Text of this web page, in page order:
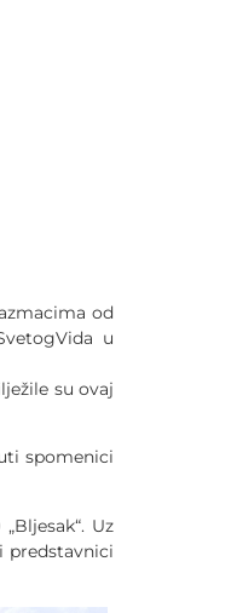
od
u
su ovaj
spomenici
Uz
predstavnici